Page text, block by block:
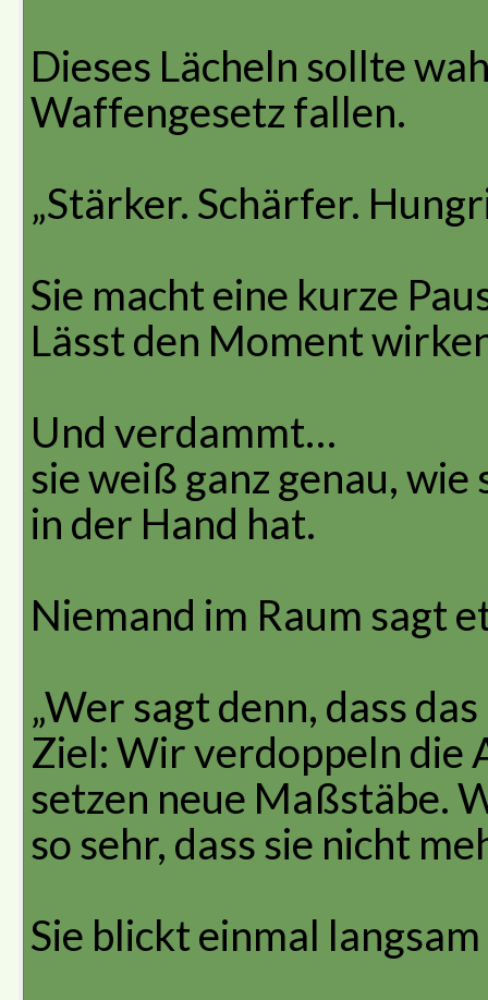
Dieses Lächeln sollte
Waffengesetz fallen.
„Stärker. Schärfer.
Sie macht eine kurze
Lässt den Moment
Und verdammt…
sie weiß ganz genau,
in der Hand hat.
Niemand im Raum sagt
„Wer sagt denn, dass
Ziel: Wir verdoppeln die
setzen neue Maßstäbe.
so sehr, dass sie nicht
Sie blickt einmal